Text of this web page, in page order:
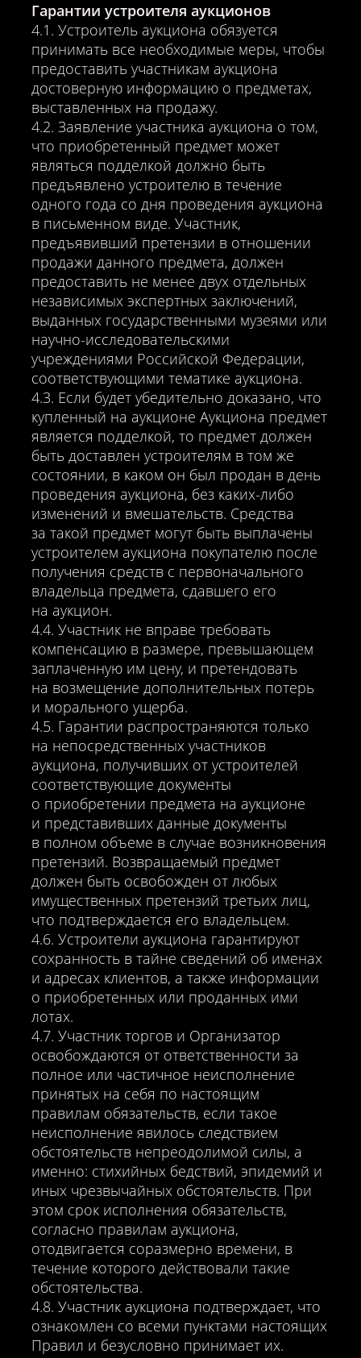
Гарантии устроителя аукционов
4.1. Устроитель аукциона обязуется
принимать все необходимые меры, чтобы
предоставить участникам аукциона
достоверную информацию о предметах,
выставленных на продажу.
4.2. Заявление участника аукциона о том,
что приобретенный предмет может
являться подделкой должно быть
предъявлено устроителю в течение
одного года со дня проведения аукциона
в письменном виде. Участник,
предъявивший претензии в отношении
продажи данного предмета, должен
предоставить не менее двух отдельных
независимых экспертных заключений,
выданных государственными музеями или
научно-исследовательскими
учреждениями Российской Федерации,
соответствующими тематике аукциона.
4.3. Если будет убедительно доказано, что
купленный на аукционе Аукциона предмет
является подделкой, то предмет должен
быть доставлен устроителям в том же
состоянии, в каком он был продан в день
проведения аукциона, без каких-либо
изменений и вмешательств. Средства
за такой предмет могут быть выплачены
устроителем аукциона покупателю после
получения средств с первоначального
владельца предмета, сдавшего его
на аукцион.
4.4. Участник не вправе требовать
компенсацию в размере, превышающем
заплаченную им цену, и претендовать
на возмещение дополнительных потерь
и морального ущерба.
4.5. Гарантии распространяются только
на непосредственных участников
аукциона, получивших от устроителей
соответствующие документы
о приобретении предмета на аукционе
и представивших данные документы
в полном объеме в случае возникновения
претензий. Возвращаемый предмет
должен быть освобожден от любых
имущественных претензий третьих лиц,
что подтверждается его владельцем.
4.6. Устроители аукциона гарантируют
сохранность в тайне сведений об именах
и адресах клиентов, а также информации
о приобретенных или проданных ими
лотах.
4.7. Участник торгов и Организатор
освобождаются от ответственности за
полное или частичное неисполнение
принятых на себя по настоящим
правилам обязательств, если такое
неисполнение явилось следствием
обстоятельств непреодолимой силы, а
именно: стихийных бедствий, эпидемий и
иных чрезвычайных обстоятельств. При
этом срок исполнения обязательств,
согласно правилам аукциона,
отодвигается соразмерно времени, в
течение которого действовали такие
обстоятельства.
4.8. Участник аукциона подтверждает, что
ознакомлен со всеми пунктами настоящих
Правил и безусловно принимает их.